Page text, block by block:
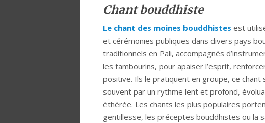
Chant bouddhiste
Le chant des moines bouddhistes est
et cérémonies publiques dans divers pays
traditionnels en Pali, accompagnés
les tambourins, pour apaiser l’esprit,
positive. Ils le pratiquent en groupe, ce
souvent par un rythme lent et profond,
éthérée. Les chants les plus populaires
gentillesse, les préceptes bouddhistes ou la